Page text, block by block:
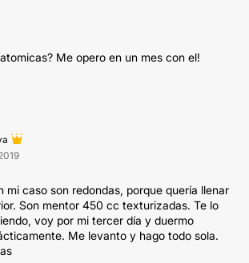
Me opero en un mes con el!
mi caso son redondas, porque quería llenar
Son mentor 450 cc texturizadas. Te lo
voy por mi tercer día y duermo
Me levanto y hago todo sola.